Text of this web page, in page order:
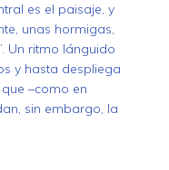
es el paisaje, y
unas hormigas,
Un ritmo lánguido
y hasta despliega
–como en
sin embargo, la